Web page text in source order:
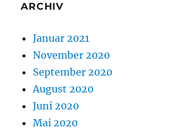
ARCHIV
Januar 2021
November 2020
September 2020
August 2020
Juni 2020
Mai 2020